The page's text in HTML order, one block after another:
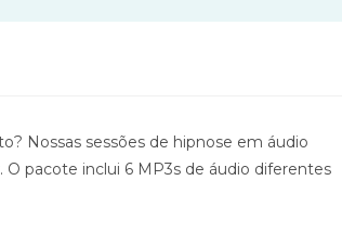
Nossas sessões de hipnose em áudio
O pacote inclui 6 MP3s de áudio diferentes